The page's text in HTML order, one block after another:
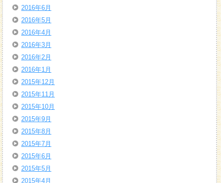
2016年6月
2016年5月
2016年4月
2016年3月
2016年2月
2016年1月
2015年12月
2015年11月
2015年10月
2015年9月
2015年8月
2015年7月
2015年6月
2015年5月
2015年4月